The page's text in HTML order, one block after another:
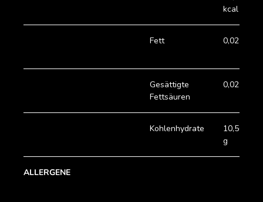
kcal
Fett 0,02 g
Gesättigte
Fettsäuren
0,02 g
Kohlenhydrate
10,50
g
ALLERGENE